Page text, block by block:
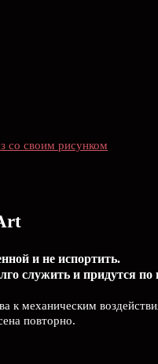
со своим рисунком
и не испортить.
служить и придутся
к механическим
повторно.